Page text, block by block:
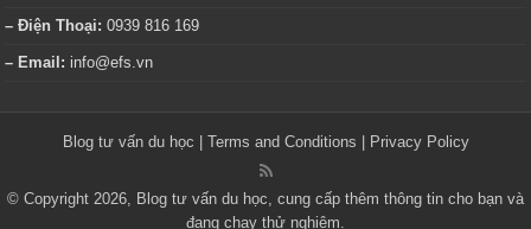
– Điện Thoại: 0939 816 169
– Email: info@efs.vn
Blog tư vấn du học Terms and Conditions Privacy Policy
© Copyright 2026, Blog tư vấn du học, cung cấp thêm thông tin cho bạn và
đang chạy thử nghiệm.